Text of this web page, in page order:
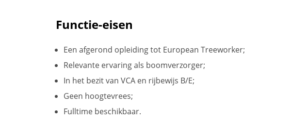
Functie-eisen
Een afgerond opleiding tot European Treeworker;
Relevante ervaring als boomverzorger;
In het bezit van VCA en rijbewijs B/E;
Geen hoogtevrees;
Fulltime beschikbaar.